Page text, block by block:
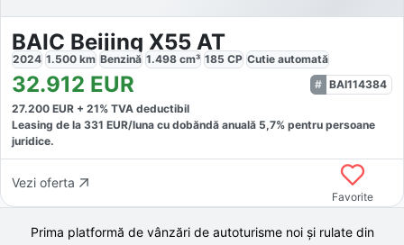
BAIC Beijing X55 AT
2024 1.500 km Benzină 1.498 cm³ 185 CP Cutie automată
32.912 EUR
BAI114384
27.200 EUR + 21% TVA deductibil
Leasing de la 331 EUR/luna cu dobăndă anuală 5,7% pentru persoane
juridice.
Vezi oferta
Favorite
Prima platformă de vânzări de autoturisme noi și rulate din